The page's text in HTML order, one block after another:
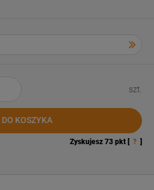
szt.
DO KOSZYKA
Zyskujesz 73 pkt [ ? ]